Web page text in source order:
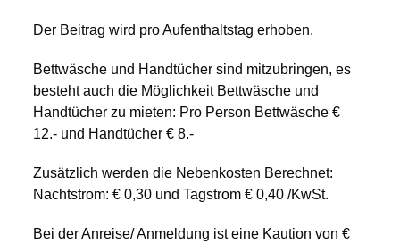
Der Beitrag wird pro Aufenthaltstag erhoben.
Bettwäsche und Handtücher sind mitzubringen, es
besteht auch die Möglichkeit Bettwäsche und
Handtücher zu mieten: Pro Person Bettwäsche €
12.- und Handtücher € 8.-
Zusätzlich werden die Nebenkosten Berechnet:
Nachtstrom: € 0,30 und Tagstrom € 0,40 /KwSt.
Bei der Anreise/ Anmeldung ist eine Kaution von €